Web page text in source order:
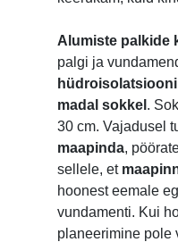
Alumiste palkide
palgi ja
madal sokkel .
30 cm. Vajadusel
maapinda,
sellele, et
hoonest eemale
vundamenti. Kui
planeerimine pole